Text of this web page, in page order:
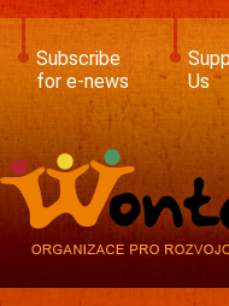
Skip
main
content
Subscribe
for e-news
Us